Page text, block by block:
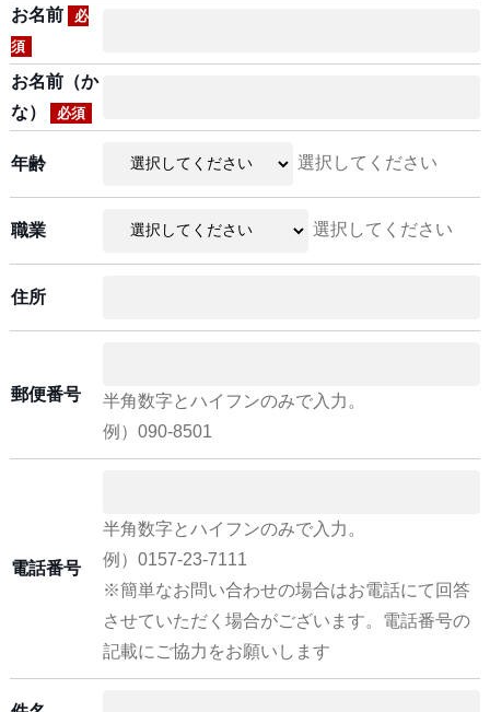
お名前
必
須
お名前（か
な）
必須
年齢 選択してください
職業 選択してください
住所
郵便番号
半角数字とハイフンのみで入力。
例）090-8501
電話番号
半角数字とハイフンのみで入力。
例）0157-23-7111
※簡単なお問い合わせの場合はお電話にて回答
させていただく場合がございます。電話番号の
記載にご協力をお願いします